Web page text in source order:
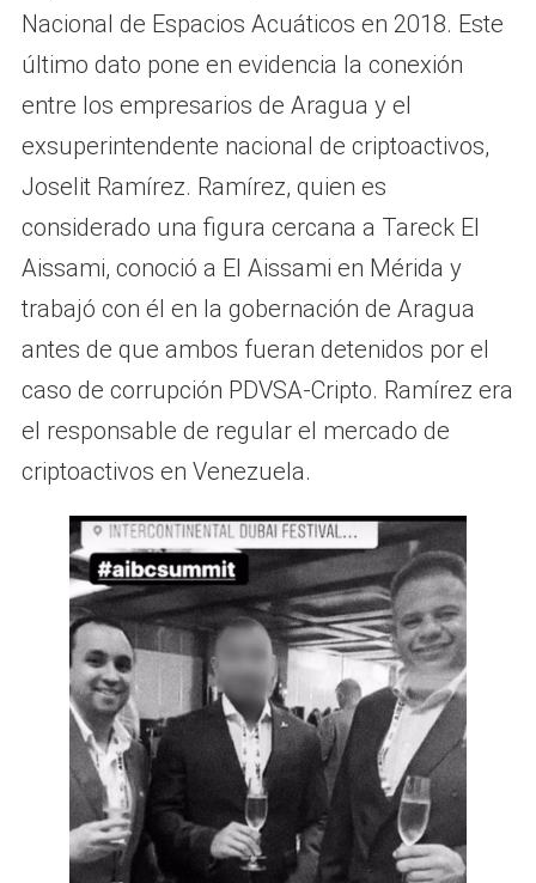
Nacional de Espacios Acuáticos en 2018. Este
último dato pone en evidencia la conexión
entre los empresarios de Aragua y el
exsuperintendente nacional de criptoactivos,
Joselit Ramírez. Ramírez, quien es
considerado una figura cercana a Tareck El
Aissami, conoció a El Aissami en Mérida y
trabajó con él en la gobernación de Aragua
antes de que ambos fueran detenidos por el
caso de corrupción PDVSA-Cripto. Ramírez era
el responsable de regular el mercado de
criptoactivos en Venezuela.